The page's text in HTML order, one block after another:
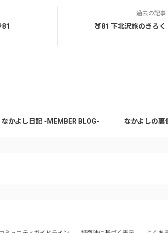
過去の記事
🍑81 下北沢旅のきろく
なかよし日記 -MEMBER BLOG- なかよしの裏